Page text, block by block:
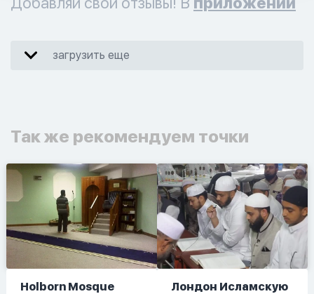
загрузить еще
Так же рекомендуем точки
Holborn Mosque
Лондон Исламскую